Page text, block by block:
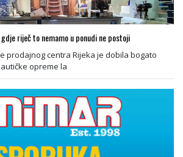
riječ to nemamo u ponudi ne postoji
prodajnog centra Rijeka je dobila bogato
opreme la